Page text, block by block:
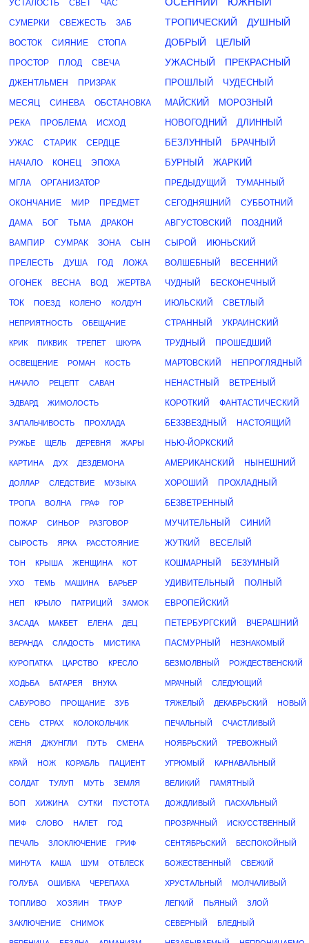
УСТАЛОСТЬ СВЕТ ЧАС
СУМЕРКИ СВЕЖЕСТЬ ЗАБ
ВОСТОК СИЯНИЕ СТОПА
ПРОСТОР ПЛОД СВЕЧА
ДЖЕНТЛЬМЕН ПРИЗРАК
МЕСЯЦ СИНЕВА ОБСТАНОВКА
РЕКА ПРОБЛЕМА ИСХОД
УЖАС СТАРИК СЕРДЦЕ
НАЧАЛО КОНЕЦ ЭПОХА
МГЛА ОРГАНИЗАТОР
ОКОНЧАНИЕ МИР ПРЕДМЕТ
ДАМА БОГ ТЬМА ДРАКОН
ВАМПИР СУМРАК ЗОНА СЫН
ПРЕЛЕСТЬ ДУША ГОД ЛОЖА
ОГОНЕК ВЕСНА ВОД ЖЕРТВА
ТОК ПОЕЗД КОЛЕНО КОЛДУН
НЕПРИЯТНОСТЬ ОБЕЩАНИЕ
КРИК ПИКВИК ТРЕПЕТ ШКУРА
ОСВЕЩЕНИЕ РОМАН КОСТЬ
НАЧАЛО РЕЦЕПТ САВАН
ЭДВАРД ЖИМОЛОСТЬ
ЗАПАЛЬЧИВОСТЬ ПРОХЛАДА
РУЖЬЕ ЩЕЛЬ ДЕРЕВНЯ ЖАРЫ
КАРТИНА ДУХ ДЕЗДЕМОНА
ДОЛЛАР СЛЕДСТВИЕ МУЗЫКА
ТРОПА ВОЛНА ГРАФ ГОР
ПОЖАР СИНЬОР РАЗГОВОР
СЫРОСТЬ ЯРКА РАССТОЯНИЕ
ТОН КРЫША ЖЕНЩИНА КОТ
УХО ТЕМЬ МАШИНА БАРЬЕР
НЕП КРЫЛО ПАТРИЦИЙ ЗАМОК
ЗАСАДА МАКБЕТ ЕЛЕНА ДЕЦ
ВЕРАНДА СЛАДОСТЬ МИСТИКА
КУРОПАТКА ЦАРСТВО КРЕСЛО
ХОДЬБА БАТАРЕЯ ВНУКА
САБУРОВО ПРОЩАНИЕ ЗУБ
СЕНЬ СТРАХ КОЛОКОЛЬЧИК
ЖЕНЯ ДЖУНГЛИ ПУТЬ СМЕНА
КРАЙ НОЖ КОРАБЛЬ ПАЦИЕНТ
СОЛДАТ ТУЛУП МУТЬ ЗЕМЛЯ
БОП ХИЖИНА СУТКИ ПУСТОТА
МИФ СЛОВО НАЛЕТ ГОД
ПЕЧАЛЬ ЗЛОКЛЮЧЕНИЕ ГРИФ
МИНУТА КАША ШУМ ОТБЛЕСК
ГОЛУБА ОШИБКА ЧЕРЕПАХА
ТОПЛИВО ХОЗЯИН ТРАУР
ЗАКЛЮЧЕНИЕ СНИМОК
ТРОПИЧЕСКИЙ
ДУШНЫЙ
ДОБРЫЙ
ЦЕЛЫЙ
УЖАСНЫЙ
ПРЕКРАСНЫЙ
ПРОШЛЫЙ
ЧУДЕСНЫЙ
МАЙСКИЙ
МОРОЗНЫЙ
НОВОГОДНИЙ
ДЛИННЫЙ
БЕЗЛУННЫЙ
БРАЧНЫЙ
БУРНЫЙ
ЖАРКИЙ
ПРЕДЫДУЩИЙ ТУМАННЫЙ
СЕГОДНЯШНИЙ СУББОТНИЙ
АВГУСТОВСКИЙ ПОЗДНИЙ
СЫРОЙ ИЮНЬСКИЙ
ВОЛШЕБНЫЙ ВЕСЕННИЙ
ЧУДНЫЙ БЕСКОНЕЧНЫЙ
ИЮЛЬСКИЙ СВЕТЛЫЙ
СТРАННЫЙ УКРАИНСКИЙ
ТРУДНЫЙ ПРОШЕДШИЙ
МАРТОВСКИЙ НЕПРОГЛЯДНЫЙ
НЕНАСТНЫЙ ВЕТРЕНЫЙ
КОРОТКИЙ ФАНТАСТИЧЕСКИЙ
БЕЗЗВЕЗДНЫЙ НАСТОЯЩИЙ
НЬЮ-ЙОРКСКИЙ
АМЕРИКАНСКИЙ НЫНЕШНИЙ
ХОРОШИЙ ПРОХЛАДНЫЙ
БЕЗВЕТРЕННЫЙ
МУЧИТЕЛЬНЫЙ СИНИЙ
ЖУТКИЙ ВЕСЕЛЫЙ
КОШМАРНЫЙ БЕЗУМНЫЙ
УДИВИТЕЛЬНЫЙ ПОЛНЫЙ
ЕВРОПЕЙСКИЙ
ПЕТЕРБУРГСКИЙ ВЧЕРАШНИЙ
ПАСМУРНЫЙ НЕЗНАКОМЫЙ
БЕЗМОЛВНЫЙ РОЖДЕСТВЕНСКИЙ
МРАЧНЫЙ СЛЕДУЮЩИЙ
ТЯЖЕЛЫЙ ДЕКАБРЬСКИЙ НОВЫЙ
ПЕЧАЛЬНЫЙ СЧАСТЛИВЫЙ
НОЯБРЬСКИЙ ТРЕВОЖНЫЙ
УГРЮМЫЙ КАРНАВАЛЬНЫЙ
ВЕЛИКИЙ ПАМЯТНЫЙ
ДОЖДЛИВЫЙ ПАСХАЛЬНЫЙ
ПРОЗРАЧНЫЙ ИСКУССТВЕННЫЙ
СЕНТЯБРЬСКИЙ БЕСПОКОЙНЫЙ
БОЖЕСТВЕННЫЙ СВЕЖИЙ
ХРУСТАЛЬНЫЙ МОЛЧАЛИВЫЙ
ЛЕГКИЙ ПЬЯНЫЙ ЗЛОЙ
СЕВЕРНЫЙ БЛЕДНЫЙ